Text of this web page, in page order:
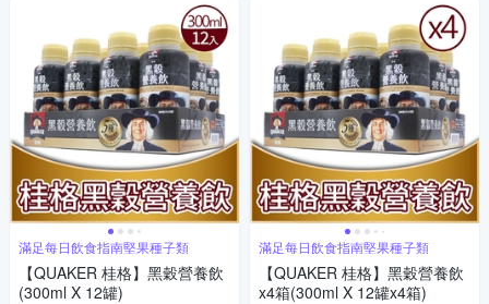
滿足每日飲食指南堅果種子類
【QUAKER 桂格】黑穀營養飲
(300ml X 12罐)
滿足每日飲食指南堅果種子類
【QUAKER 桂格】黑穀營養飲
x4箱(300ml X 12罐x4箱)